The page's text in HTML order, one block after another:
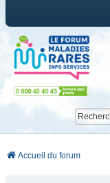
Accueil du forum